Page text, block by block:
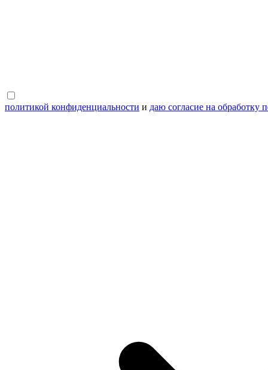
политикой конфиденциальности и даю согласие на обработку